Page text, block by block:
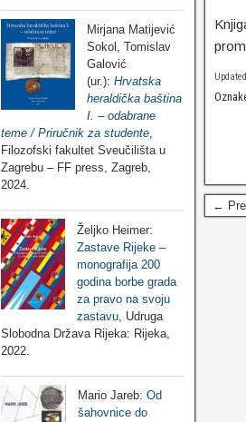
←
Mirjana Matijević
Sokol, Tomislav
Galović
(ur.): Hrvatska
heraldička baština
I. – odabrane
teme / Priručnik za studente,
Filozofski fakultet Sveučilišta u
Zagrebu – FF press, Zagreb,
2024.
Željko Heimer:
Zastave Rijeke –
monografija 200
godina borbe grada
za pravo na svoju
zastavu, Udruga
Slobodna Država Rijeka: Rijeka,
2022.
Mario Jareb: Od
šahovnice do